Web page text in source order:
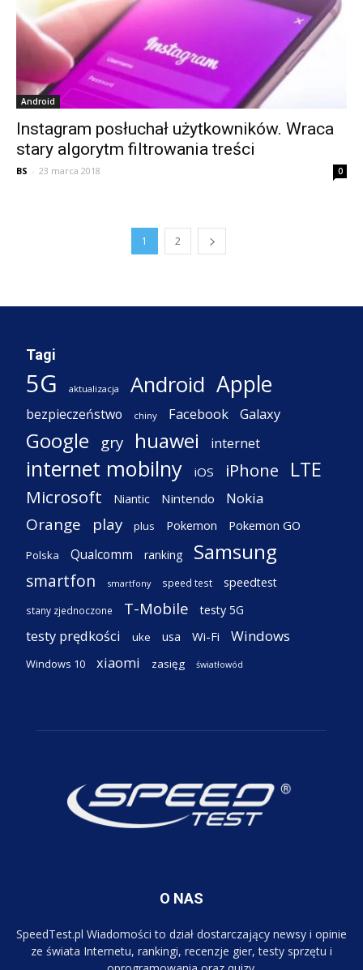
Android
Instagram posłuchał użytkowników. Wraca
stary algorytm filtrowania treści
BS - 23 marca 2018 0
1 2
Tagi
5G aktualizacja Android Apple
bezpieczeństwo chiny Facebook Galaxy
Google gry huawei internet
internet mobilny iOS iPhone LTE
Microsoft Niantic Nintendo Nokia
Orange play plus Pokemon Pokemon GO
Polska Qualcomm ranking Samsung
smartfon smartfony speed test speedtest
stany zjednoczone T-Mobile testy 5G
testy prędkości uke usa Wi-Fi Windows
Windows 10 xiaomi zasięg światłowód
O NAS
SpeedTest.pl Wiadomości to dział dostarczający newsy i opinie
ze świata Internetu, rankingi, recenzje gier, testy sprzętu i